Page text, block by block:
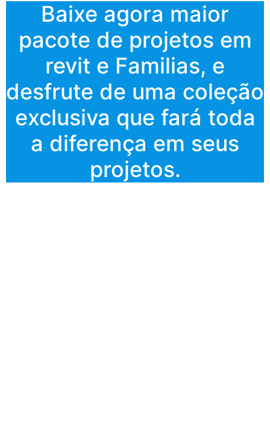
Baixe agora maior
pacote de projetos em
revit e Familias, e
desfrute de uma coleção
exclusiva que fará toda
a diferença em seus
projetos.